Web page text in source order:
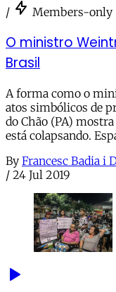
/ Members-only
O ministro
Brasil
A forma como o
atos simbólicos de
do Chão (PA)
está colapsando.
By Francesc Badia i
/ 24 Jul 2019